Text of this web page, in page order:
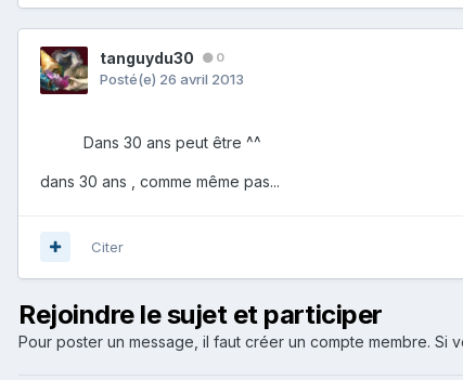
tanguydu30 0
Posté(e) 26 avril 2013
Dans 30 ans peut être ^^
dans 30 ans , comme même pas...
Citer
Rejoindre le sujet et participer
Pour poster un message, il faut créer un compte membre. Si